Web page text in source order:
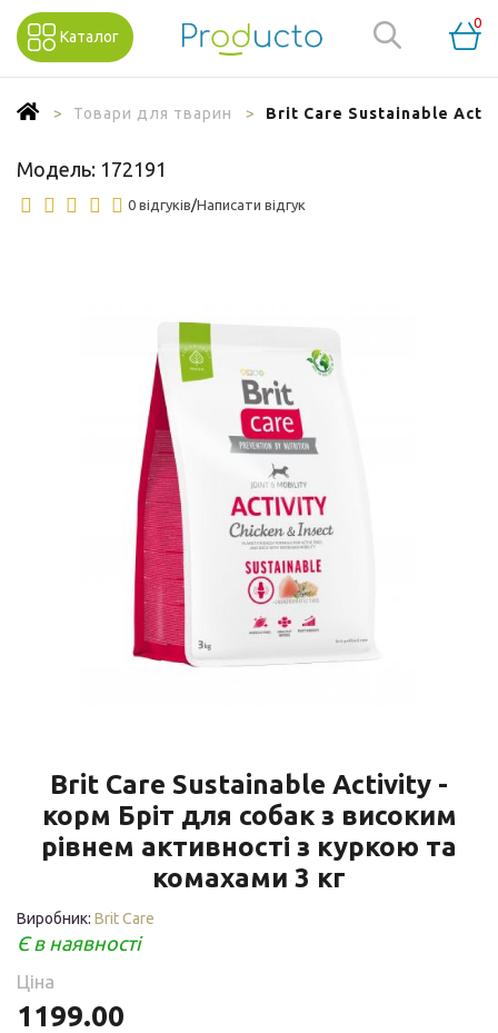
Каталог
0
Товари для тварин Brit Care Sustainable
Модель: 172191
0 відгуків/Написати відгук
Brit Care Sustainable Activity -
корм Бріт для собак з високим
рівнем активності з куркою та
комахами 3 кг
Виробник: Brit Care
Є в наявності
Ціна
1199.00